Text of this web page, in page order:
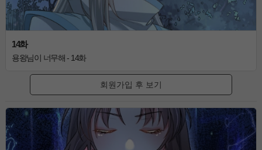
14화
용왕님이 너무해 - 14화
회원가입 후 보기